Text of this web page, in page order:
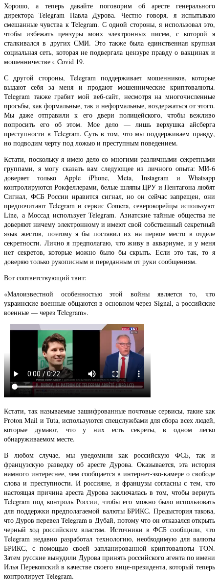
Хорошо, а теперь давайте поговорим об аресте генерального
директора Telegram Павла Дурова. Честно говоря, я испытываю
смешанные чувства к Telegram. С одной стороны, я использовал это,
чтобы избежать цензуры моих электронных писем, с которой я
сталкивался в других СМИ. Это также была единственная крупная
социальная сеть, которая не подвергала цензуре правду о вакцинах и
мошенничестве с Covid 19.
С другой стороны, Telegram поддерживает мошенников, которые
выдают себя за меня и продают мошеннические криптовалюты.
Telegram также грабит мой веб-сайт, несмотря на многочисленные
просьбы, как формальные, так и неформальные, воздержаться от этого.
Мы даже отправили к его двери полицейского, чтобы вежливо
попросить его об этом. Мое дело — лишь верхушка айсберга
преступности в Telegram. Суть в том, что мы поддерживаем правду,
но подводим черту под ложью и преступным поведением.
Кстати, поскольку я имею дело со многими различными секретными
группами, я могу сказать вам следующее из личного опыта: МИ-6
доверяет только Apple iPhone, Meta, Instagram и Whatsapp
контролируются Рокфеллерами, белые шляпы ЦРУ и Пентагона любят
Сигнал, ФСБ России нравится сигнал, но он сейчас запрещен, они
предпочитают Telegram и сервис Comera, северокорейцы используют
Line, а Моссад использует Telegram. Азиатские тайные общества не
доверяют ничему электронному и имеют свой собственный секретный
язык жестов, поэтому я бы поставил их на первое место в отделе
секретности. Лично я предполагаю, что живу в аквариуме, и у меня
нет секретов, которые можно было бы скрыть. Если это так, то я
доверяю только рукописным и переданным от руки сообщениям.
Вот соответствующий твит:
«Малоизвестной особенностью этой войны является то, что
украинские военные общаются в основном через Signal, а российские
военные — через Telegram».
Кстати, так называемые зашифрованные почтовые сервисы, такие как
Proton Mail и Tuta, используются спецслужбами для сбора всех людей,
которые думают, что у них есть секреты, в одном легко
обнаруживаемом месте.
В любом случае, мы уведомили как российскую ФСБ, так и
французскую разведку об аресте Дурова. Оказывается, эта история
намного интереснее, чем сообщается в интернет-эхо-камере о свободе
слова и преступности. И россияне, и французы согласны с тем, что
настоящая причина ареста Дурова заключалась в том, чтобы вернуть
Telegram под контроль России, чтобы его можно было использовать
для поддержки предполагаемой валюты БРИКС. Предыстория такова,
что Дуров перевел Telegram в Дубай, потому что он отказался открыть
черный ход российским властям. Источники в ФСБ сообщили, что
Telegram недавно разработал технологию, необходимую для валюты
БРИКС, с помощью своей запланированной криптовалюты TON.
Затем русские вынудили Дурова принять российского агента по имени
Илья Перекопский в качестве своего вице-президента, который теперь
контролирует Telegram.